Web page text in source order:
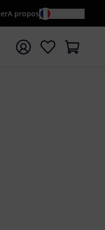
A propos
recherche